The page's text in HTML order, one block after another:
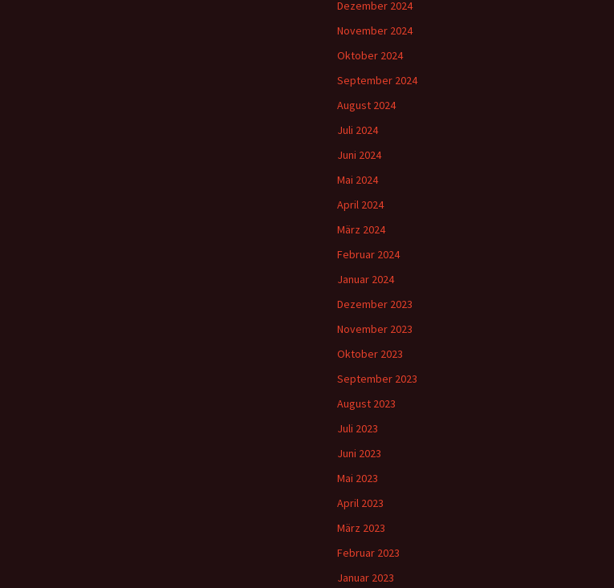
Dezember 2024
November 2024
Oktober 2024
September 2024
August 2024
Juli 2024
Juni 2024
Mai 2024
April 2024
März 2024
Februar 2024
Januar 2024
Dezember 2023
November 2023
Oktober 2023
September 2023
August 2023
Juli 2023
Juni 2023
Mai 2023
April 2023
März 2023
Februar 2023
Januar 2023